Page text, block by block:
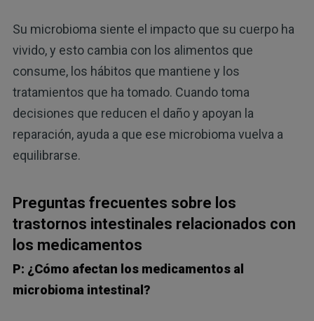
Su microbioma siente el impacto que su cuerpo ha
vivido, y esto cambia con los alimentos que
consume, los hábitos que mantiene y los
tratamientos que ha tomado. Cuando toma
decisiones que reducen el daño y apoyan la
reparación, ayuda a que ese microbioma vuelva a
equilibrarse.
Preguntas frecuentes sobre los
trastornos intestinales relacionados con
los medicamentos
P: ¿Cómo afectan los medicamentos al
microbioma intestinal?